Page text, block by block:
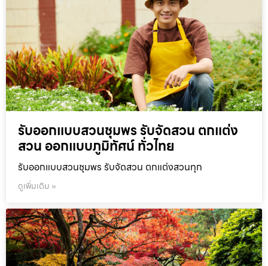
รับออกแบบสวนชุมพร รับจัดสวน ตกแต่ง
สวน ออกแบบภูมิทัศน์ ทั่วไทย
รับออกแบบสวนชุมพร รับจัดสวน ตกแต่งสวนทุก
ดูเพิ่มเติม »